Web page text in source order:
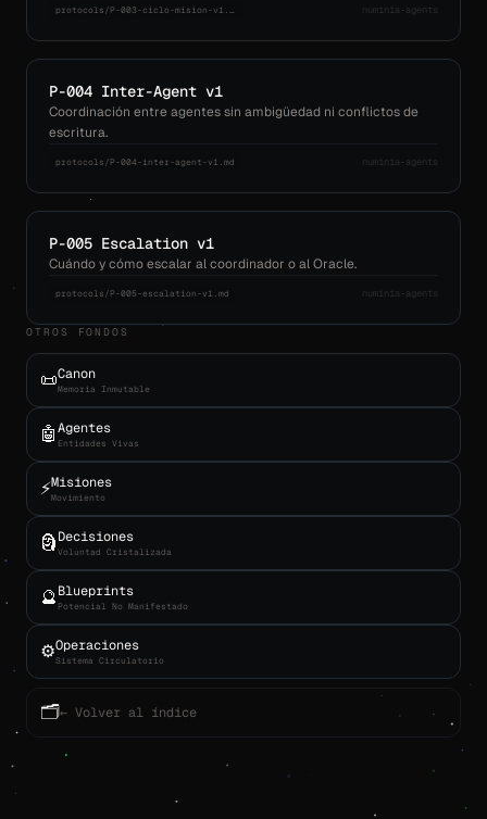
protocols/P-003-ciclo-mision-v1.md numinia-agents
P-004 Inter-Agent v1
Coordinación entre agentes sin ambigüedad ni conflictos de
escritura.
protocols/P-004-inter-agent-v1.md numinia-agents
P-005 Escalation v1
Cuándo y cómo escalar al coordinador o al Oracle.
protocols/P-005-escalation-v1.md numinia-agents
OTROS FONDOS
📜Canon
Memoria Inmutable
🤖Agentes
Entidades Vivas
⚡Misiones
Movimiento
🗿Decisiones
Voluntad Cristalizada
🔮Blueprints
Potencial No Manifestado
⚙️Operaciones
Sistema Circulatorio
🗂← Volver al índice